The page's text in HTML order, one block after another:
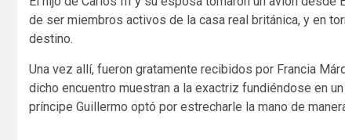
de ser miembros activos de la casa real británica, y en
destino.
Una vez allí, fueron gratamente recibidos por Francia
dicho encuentro muestran a la exactriz fundiéndose en
príncipe Guillermo optó por estrecharle la mano de